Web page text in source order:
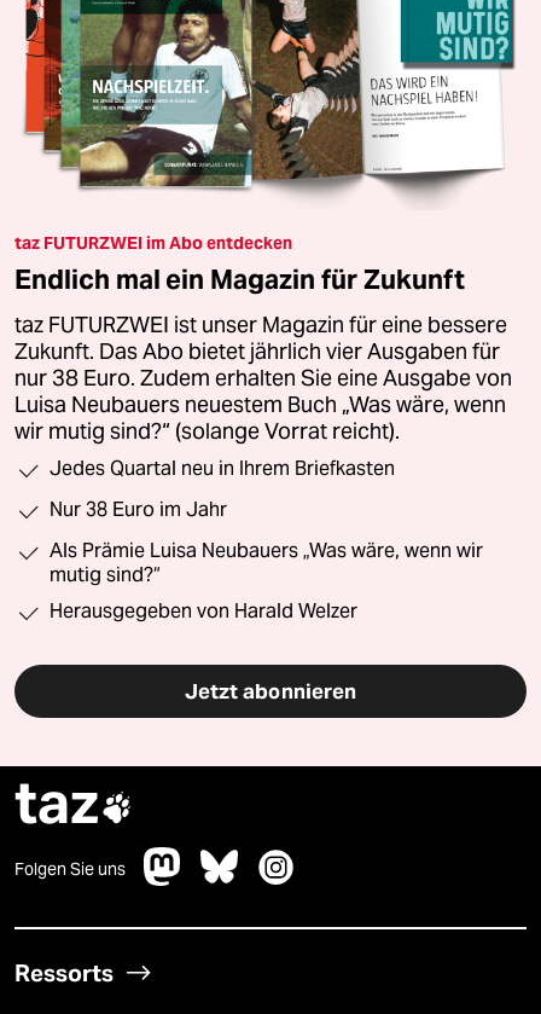
taz FUTURZWEI im Abo entdecken
Endlich mal ein Magazin für Zukunft
taz FUTURZWEI ist unser Magazin für eine bessere
Zukunft. Das Abo bietet jährlich vier Ausgaben für
nur 38 Euro. Zudem erhalten Sie eine Ausgabe von
Luisa Neubauers neuestem Buch „Was wäre, wenn
wir mutig sind?“ (solange Vorrat reicht).
Jedes Quartal neu in Ihrem Briefkasten
Nur 38 Euro im Jahr
Als Prämie Luisa Neubauers „Was wäre, wenn wir
mutig sind?“
Herausgegeben von Harald Welzer
Jetzt abonnieren
taz
Folgen Sie uns
Ressorts